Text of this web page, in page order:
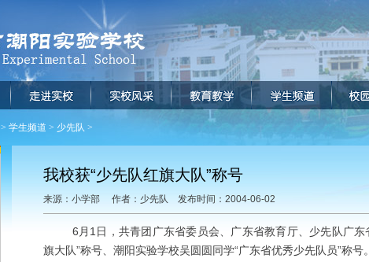
> 学生频道 > 少先队 >
我校获“少先队红旗大队”称号
来源：小学部 作者：少先队 发布时间：2004-06-02
6月1日，共青团广东省委员会、广东省教育厅、少先队广
旗大队”称号、潮阳实验学校吴圆圆同学“广东省优秀少先队员”称号。